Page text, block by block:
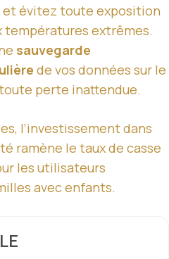
et évitez toute exposition
températures extrêmes.
sauvegarde
de vos données sur le
perte inattendue.
l’investissement dans
ramène le taux de casse
les utilisateurs
avec enfants.